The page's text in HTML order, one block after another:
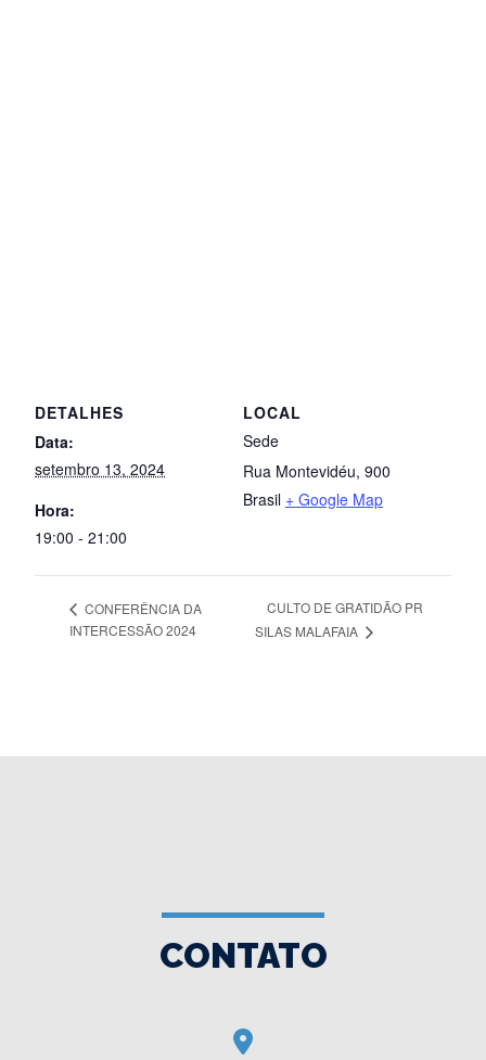
DETALHES
Data:
setembro 13, 2024
Hora:
19:00 - 21:00
LOCAL
Sede
Rua Montevidéu, 900
Brasil + Google Map
CONFERÊNCIA DA
INTERCESSÃO 2024
CULTO DE GRATIDÃO PR
SILAS MALAFAIA
CONTATO